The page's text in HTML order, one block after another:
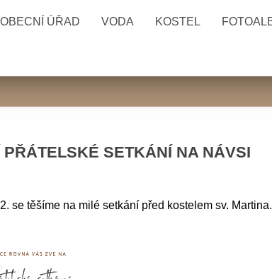
OBECNÍ ÚŘAD VODA KOSTEL
PŘÁTELSKÉ SETKÁNÍ NA NÁVSI
se těšíme na milé setkání před kostelem sv.